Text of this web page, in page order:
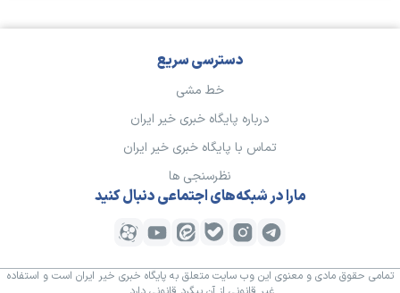
دسترسی سریع
خط مشی
درباره پایگاه خبری خیر ایران
تماس با پایگاه خبری خیر ایران
نظرسنجی ها
مارا در شبکه‌های اجتماعی دنبال کنید
تمامی حقوق مادی و معنوی این وب سایت متعلق به پایگاه خبری خیر ایران است و استفاده